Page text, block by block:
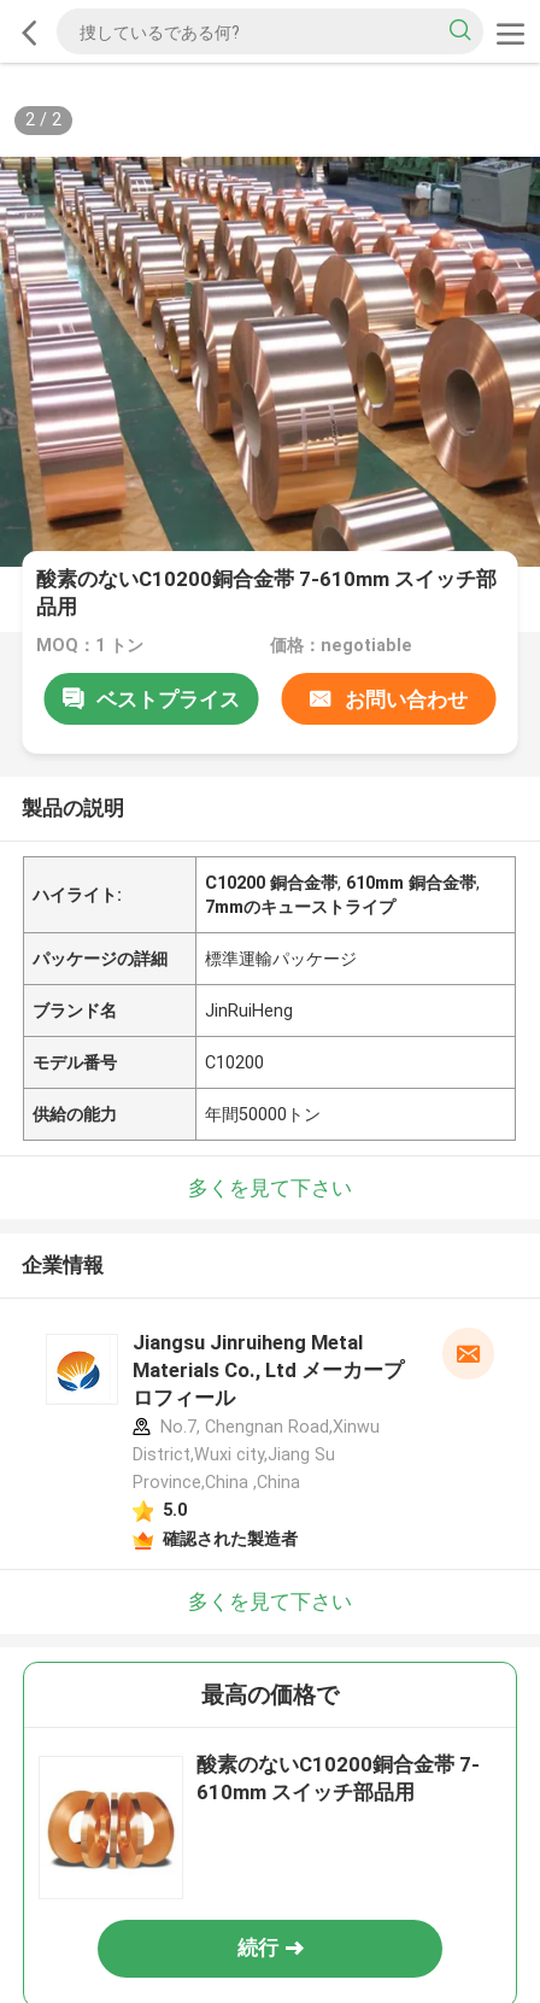
2/ 2
酸素のないC10200銅合金帯 7-610mm スイッチ部
品用
MOQ：1 トン 価格：negotiable
ベストプライス お問い合わせ
製品の説明
ハイライト:
C10200 銅合金帯, 610mm 銅合金帯,
7mmのキューストライプ
パッケージの詳細 標準運輸パッケージ
ブランド名 JinRuiHeng
モデル番号 C10200
供給の能力 年間50000トン
多くを見て下さい
企業情報
Jiangsu Jinruiheng Metal
Materials Co., Ltd メーカープ
ロフィール
No.7, Chengnan Road,Xinwu
District,Wuxi city,Jiang Su
Province,China ,China
5.0
確認された製造者
多くを見て下さい
最高の価格で
酸素のないC10200銅合金帯 7-
610mm スイッチ部品用
続行